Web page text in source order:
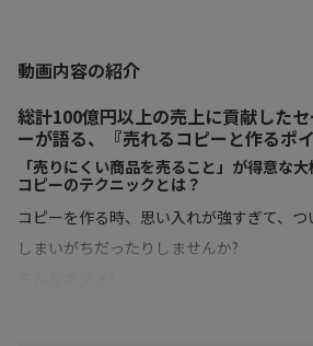
動画内容の紹介
総計100億円以上の売上に貢献した
ーが語る、『売れるコピーと作るポイ
「売りにくい商品を売ること」が得意な
コピーのテクニックとは？
コピーを作る時、思い入れが強すぎて、
しまいがちだったりしませんか?